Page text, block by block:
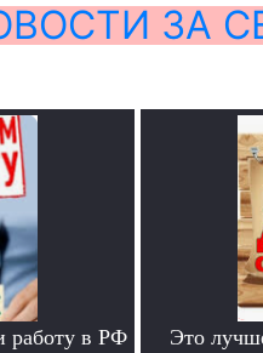
ЗА
работу в РФ
Это